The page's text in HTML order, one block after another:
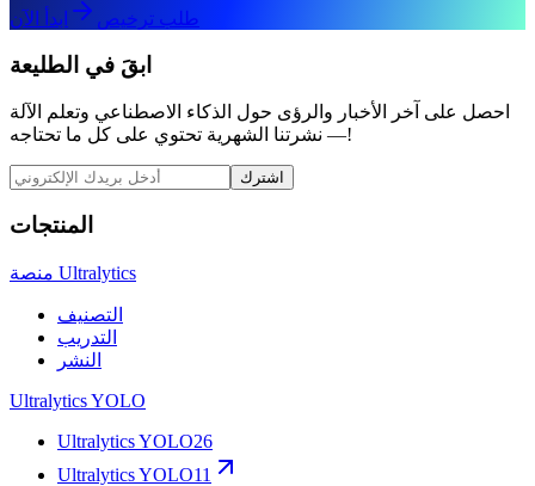
طلب ترخيص ابدأ الآن
ابقَ في الطليعة
احصل على آخر الأخبار والرؤى حول الذكاء الاصطناعي وتعلم الآلة
— نشرتنا الشهرية تحتوي على كل ما تحتاجه!
اشترك
المنتجات
منصة Ultralytics
التصنيف
التدريب
النشر
Ultralytics YOLO
Ultralytics YOLO26
Ultralytics YOLO11